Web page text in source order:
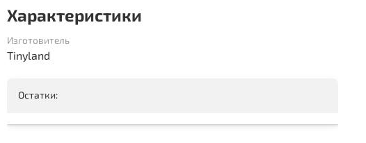
Характеристики
Изготовитель
Tinyland
Остатки: